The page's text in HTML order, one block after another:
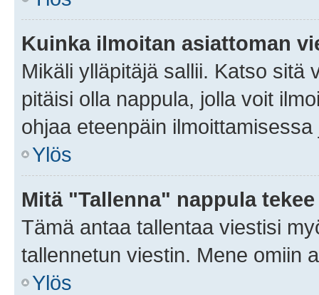
Kuinka ilmoitan asiattoman
Mikäli ylläpitäjä sallii. Katso sitä
pitäisi olla nappula, jolla voit
ohjaa eteenpäin
Ylös
Mitä "Tallenna" nappula
Tämä antaa tallentaa viestisi
tallennetun viestin. Mene omiin
Ylös